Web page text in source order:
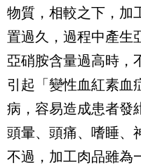
物質，相較之下，加
置過久，過程中產生
亞硝胺含量過高時，
引起「變性血紅素血
病，容易造成患者發
頭暈、頭痛、嗜睡、
不過，加工肉品雖為